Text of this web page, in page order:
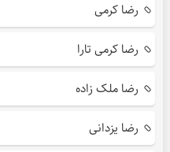
رضا کرمی
رضا کرمی تارا
رضا ملک زاده
رضا یزدانی